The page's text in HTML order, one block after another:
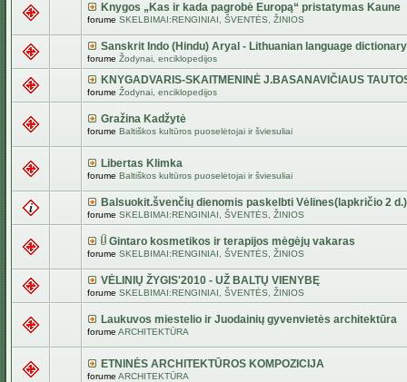
Knygos „Kas ir kada pagrobė Europą“ pristatymas Kaune
forume SKELBIMAI:RENGINIAI, ŠVENTĖS, ŽINIOS
Sanskrit Indo (Hindu) Aryal - Lithuanian language dictionary
forume Žodynai, enciklopedijos
KNYGADVARIS-SKAITMENINĖ J.BASANAVIČIAUS
forume Žodynai, enciklopedijos
Gražina Kadžytė
forume Baltiškos kultūros puoselėtojai ir šviesuliai
Libertas Klimka
forume Baltiškos kultūros puoselėtojai ir šviesuliai
Balsuokit.švenčių dienomis paskelbti Vėlines(lapkričio 2 d.)
forume SKELBIMAI:RENGINIAI, ŠVENTĖS, ŽINIOS
Gintaro kosmetikos ir terapijos mėgėjų vakaras
forume SKELBIMAI:RENGINIAI, ŠVENTĖS, ŽINIOS
VĖLINIŲ ŽYGIS'2010 - UŽ BALTŲ VIENYBĘ
forume SKELBIMAI:RENGINIAI, ŠVENTĖS, ŽINIOS
Laukuvos miestelio ir Juodainių gyvenvietės architektūra
forume ARCHITEKTŪRA
ETNINĖS ARCHITEKTŪROS KOMPOZICIJA
forume ARCHITEKTŪRA